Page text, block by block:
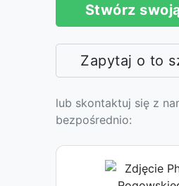
Stwórz
Zapytaj o to
lub skontaktuj się z
bezpośrednio: